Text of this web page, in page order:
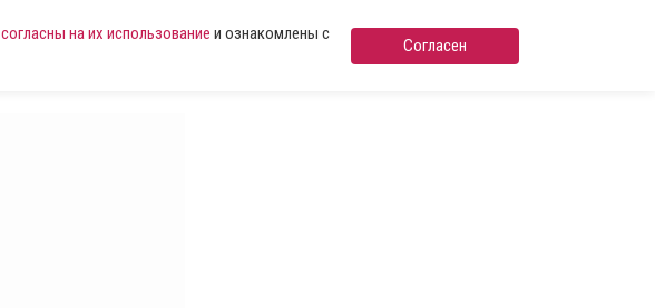
согласны на их использование и ознакомлены с
Согласен